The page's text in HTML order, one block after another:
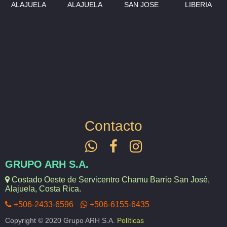
ALAJUELA ALAJUELA SAN JOSE LIBERIA
GRUPO ARH S.A.
Costado Oeste de Servicentro Chamu Barrio San José,
Alajuela, Costa Rica.
+506-2433-6596
+506-6155-6435
Copyright © 2020 Grupo ARH S.A. Políticas
Contacto